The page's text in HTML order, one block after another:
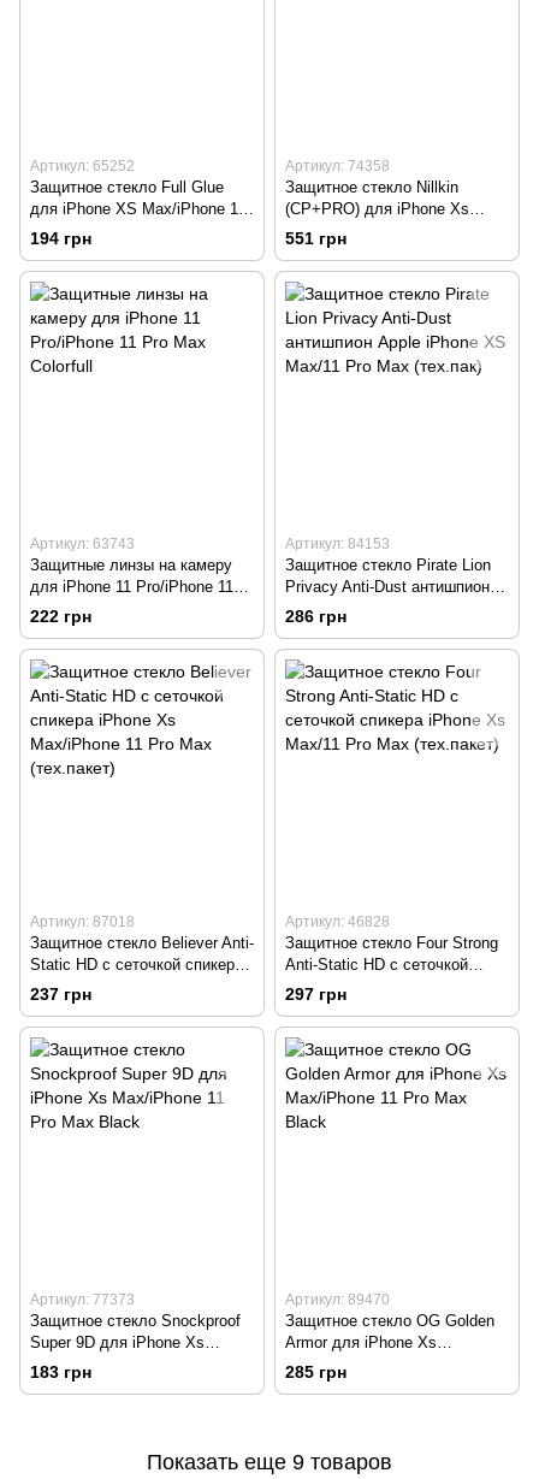
Артикул: 65252
Защитное стекло Full Glue
для iPhone XS Max/iPhone 11
Pro Max Black (тех. пакет)
194 грн
Артикул: 74358
Защитное стекло Nillkin
(CP+PRO) для iPhone Xs
Max/iPhone 11 Pro Max Black
551 грн
Артикул: 63743
Защитные линзы на камеру
для iPhone 11 Pro/iPhone 11
Pro Max Colorfull
222 грн
Артикул: 84153
Защитное стекло Pirate Lion
Privacy Anti-Dust антишпион
Apple iPhone XS Max/11 Pro
Max (тех.пак)
286 грн
Артикул: 87018
Защитное стекло Believer Anti-
Static HD с сеточкой спикера
iPhone Xs Max/iPhone 11 Pro
Max (тех.пакет)
237 грн
Артикул: 46828
Защитное стекло Four Strong
Anti-Static HD с сеточкой
спикера iPhone Xs Max/11 Pro
Max (тех.пакет)
297 грн
Артикул: 77373
Защитное стекло Snockproof
Super 9D для iPhone Xs
Max/iPhone 11 Pro Max Black
183 грн
Артикул: 89470
Защитное стекло OG Golden
Armor для iPhone Xs
Max/iPhone 11 Pro Max Black
285 грн
Показать еще 9 товаров